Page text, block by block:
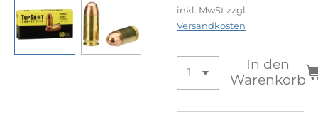
inkl. MwSt zzgl.
Versandkosten
In den
Warenkorb